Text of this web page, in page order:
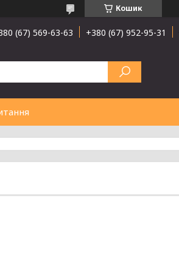
Кошик
(67) 569-63-63 +380 (67) 952-95-31